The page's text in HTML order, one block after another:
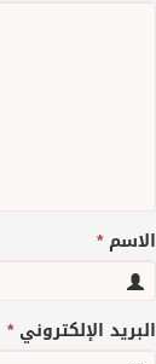
الاسم*
البريد الإلكتروني*